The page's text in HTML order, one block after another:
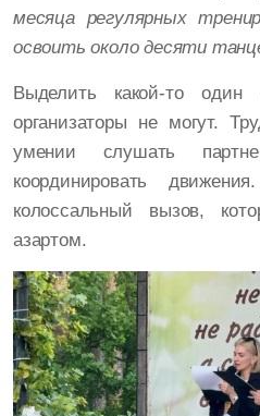
месяца регулярных
освоить около десяти
Выделить какой-то
организаторы не могут.
умении слушать
координировать
колоссальный вызов,
азартом.